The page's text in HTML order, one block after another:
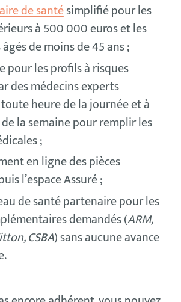
de santésimplifié pour les
à 500 000 euros et les
de moins de 45 ans ;
pour les profils à risques
des médecins experts
heure de la journée et à
la semaine pour remplir les
;
en ligne des pièces
l’espace Assuré ;
de santé partenaire pour les
demandés (ARM,
CSBA) sans aucune avance